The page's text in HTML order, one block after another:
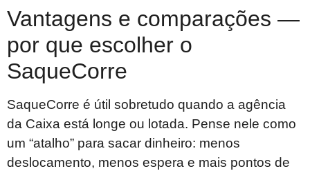
Vantagens e comparações —
por que escolher o
SaqueCorre
SaqueCorre é útil sobretudo quando a agência
da Caixa está longe ou lotada. Pense nele como
um “atalho” para sacar dinheiro: menos
deslocamento, menos espera e mais pontos de